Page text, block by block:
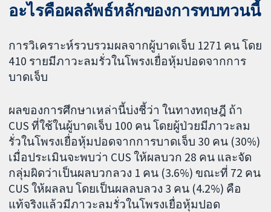
อะไรคือผลลัพธ์หลักของการทบทวนนี้
การวิเคราะห์รวบรวมผลจากผู้บาดเจ็บ 1271 คน โดย
410 รายมีภาวะลมรั่วในโพรงเยื่อหุ้มปอดจากการ
บาดเจ็บ
ผลของการศึกษาเหล่านี้บ่งชี้ว่า ในทางทฤษฎี ถ้า
CUS ที่ใช้ในผู้บาดเจ็บ 100 คน โดยผู้ป่วยมีภาวะลม
รั่วในโพรงเยื่อหุ้มปอดจากการบาดเจ็บ 30 คน (30%)
เมื่อประเมินจะพบว่า CUS ให้ผลบวก 28 คน และจัด
กลุ่มผิดว่าเป็นผลบวกลวง 1 คน (3.6%) ขณะที่ 72 คน
CUS ให้ผลลบ โดยเป็นผลลบลวง 3 คน (4.2%) คือ
แท้จริงแล้วมีภาวะลมรั่วในโพรงเยื่อหุ้มปอด